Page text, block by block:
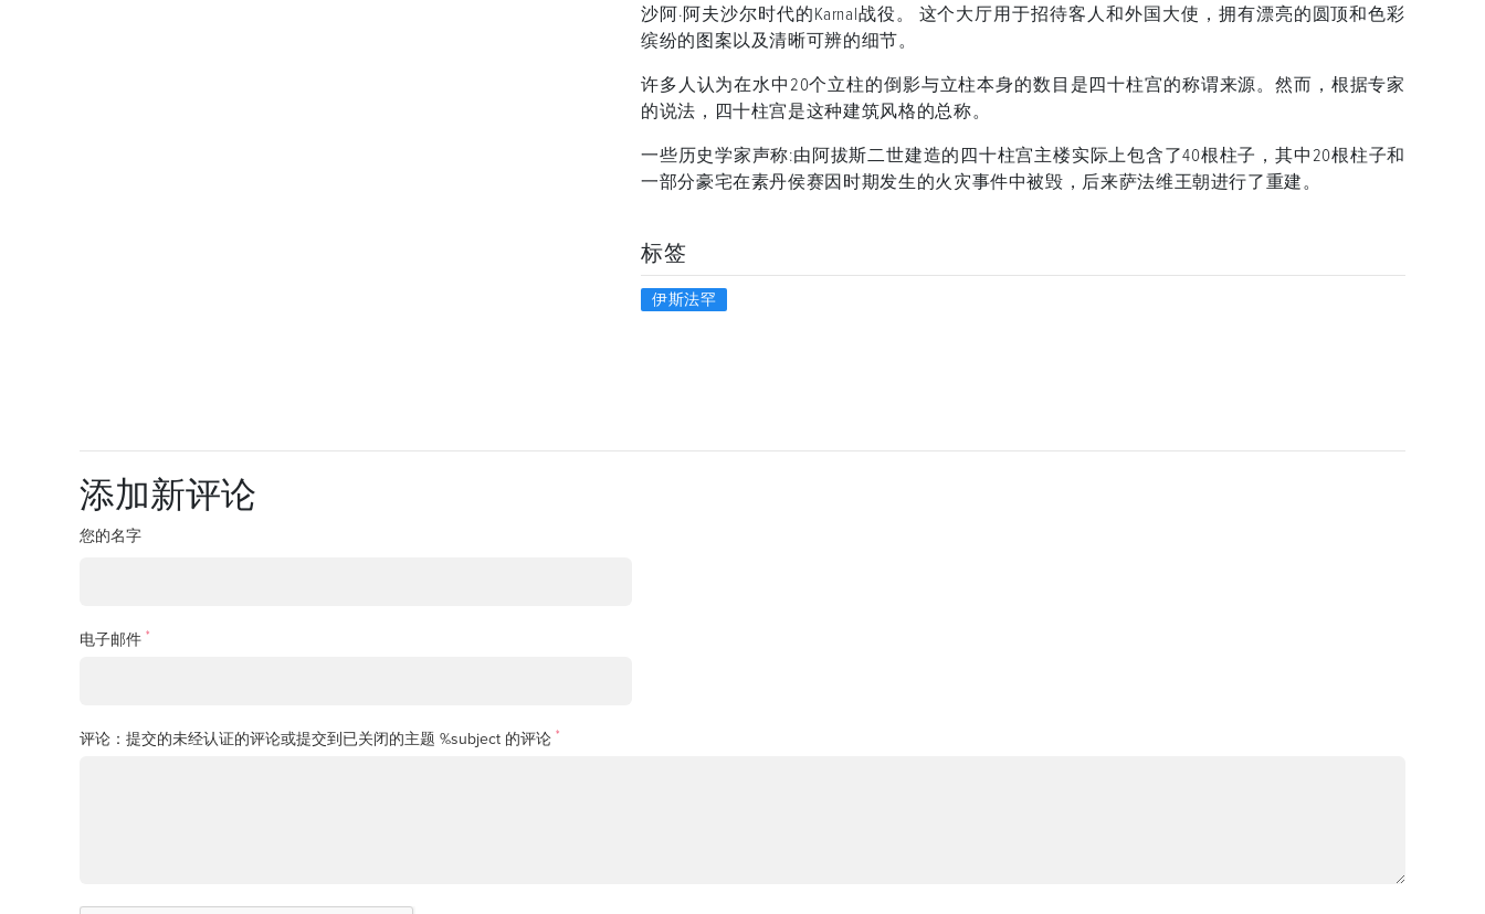
沙阿·阿夫沙尔时代的Karnal战役。 这个大厅用于招待客人和外国大使，拥有漂亮的圆顶和色彩
缤纷的图案以及清晰可辨的细节。
许多人认为在水中20个立柱的倒影与立柱本身的数目是四十柱宫的称谓来源。然而，根据专家
的说法，四十柱宫是这种建筑风格的总称。
一些历史学家声称:由阿拔斯二世建造的四十柱宫主楼实际上包含了40根柱子，其中20根柱子和
一部分豪宅在素丹侯赛因时期发生的火灾事件中被毁，后来萨法维王朝进行了重建。
标签
伊斯法罕
添加新评论
您的名字
电子邮件 *
评论：提交的未经认证的评论或提交到已关闭的主题 %subject 的评论 *